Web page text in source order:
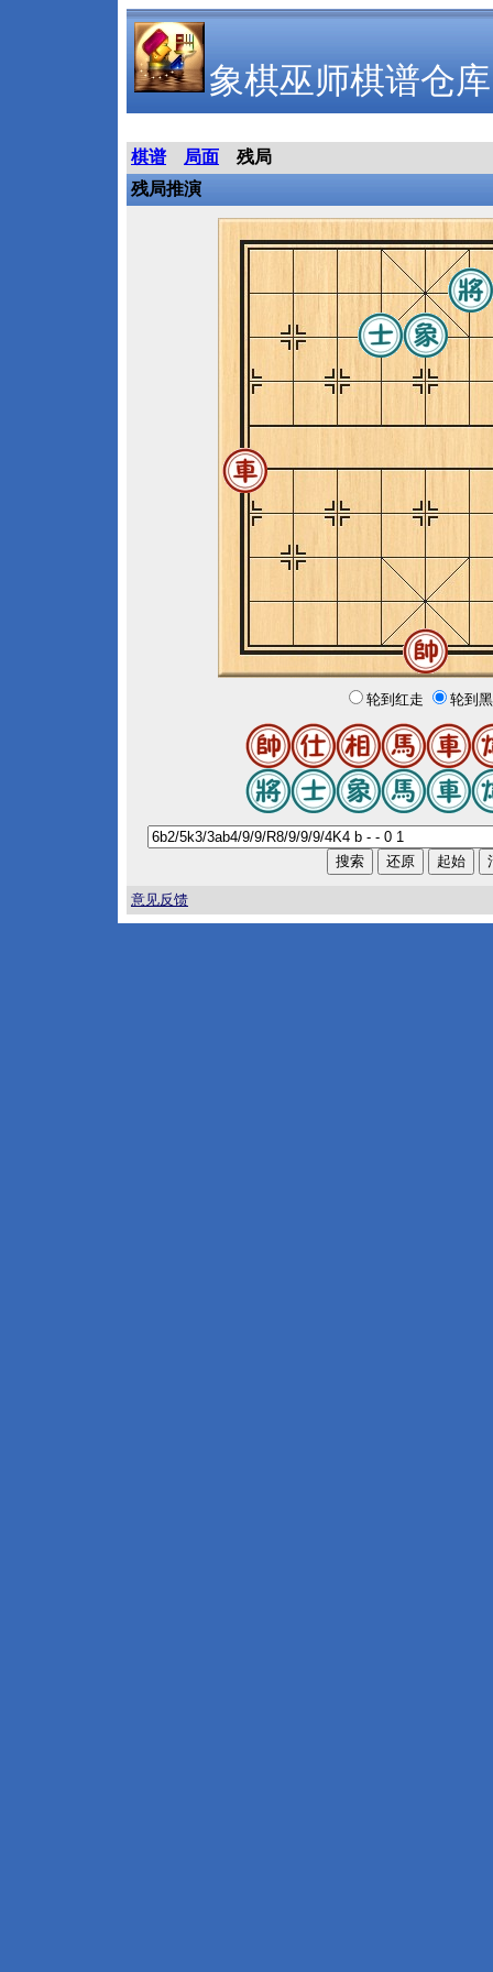
象棋巫师棋谱仓库
棋谱 局面
残局
残局推演
轮到红走 轮到
意见反馈